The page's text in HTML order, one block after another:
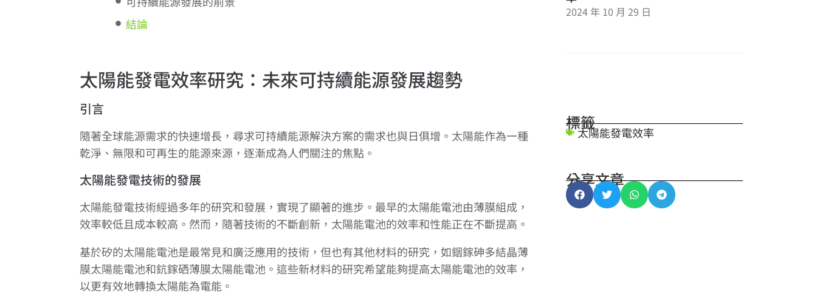
結論
太陽能發電效率研究：未來可持續能源發展趨勢
引言
隨著全球能源需求的快速增長，尋求可持續能源解決方案的需求也與日俱增。太陽能作為一種
乾淨、無限和可再生的能源來源，逐漸成為人們關注的焦點。
太陽能發電技術的發展
太陽能發電技術經過多年的研究和發展，實現了顯著的進步。最早的太陽能電池由薄膜組成，
效率較低且成本較高。然而，隨著技術的不斷創新，太陽能電池的效率和性能正在不斷提高。
基於矽的太陽能電池是最常見和廣泛應用的技術，但也有其他材料的研究，如銦鎵砷多結晶薄
膜太陽能電池和鈧鎵硒薄膜太陽能電池。這些新材料的研究希望能夠提高太陽能電池的效率，
以更有效地轉換太陽能為電能。
2024 年 10 月 29 日
標籤
太陽能發電效率
分享文章